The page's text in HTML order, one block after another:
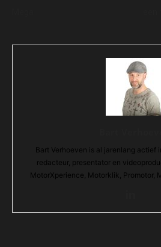
Bart Verhoeven is al jarenlang actief
redacteur, presentator en
MotorXperience, Motorklik, Promotor,